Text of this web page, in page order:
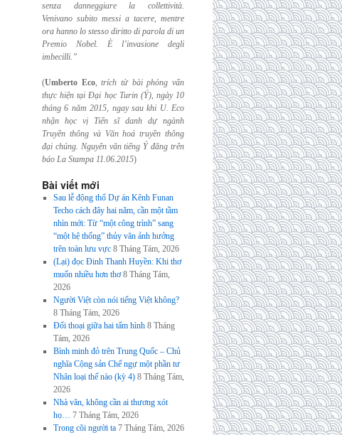
senza danneggiare la collettività.
Venivano subito messi a tacere, mentre
ora hanno lo stesso diritto di parola di un
Premio Nobel. È l’invasione degli
imbecilli.”
(Umberto Eco,trích từ bài phỏng vấn
thực hiện tại Đại học Turin (Ý), ngày 10
tháng 6 năm 2015, ngay sau khi U. Eco
nhận học vị Tiến sĩ danh dự ngành
Truyền thông và Văn hoá truyền thông
đại chúng. Nguyên văn tiếng Ý đăng trên
báo La Stampa 11.06.2015)
Bài viết mới
Sau lễ động thổ Dự án Kênh Funan
Techo cách đây hai năm, cần một tầm
nhìn mới: Từ “một công trình” sang
“một hệ thống” thủy văn ảnh hưởng
trên toàn lưu vực 8 Tháng Tám, 2026
(Lại) đọc Đinh Thanh Huyền: Khi thơ
muốn nhiều hơn thơ 8 Tháng Tám,
2026
Người Việt còn nói tiếng Việt không?
8 Tháng Tám, 2026
Đối thoại giữa hai tấm hình 8 Tháng
Tám, 2026
Bình minh đỏ trên Trung Quốc – Chủ
nghĩa Cộng sản Chế ngự một phần tư
Nhân loại thế nào (kỳ 4) 8 Tháng Tám,
2026
Nhà văn, không cần ai thương xót
họ… 7 Tháng Tám, 2026
Trong cõi người ta 7 Tháng Tám, 2026